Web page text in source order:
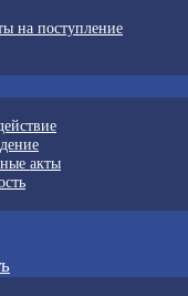
на поступление
акты